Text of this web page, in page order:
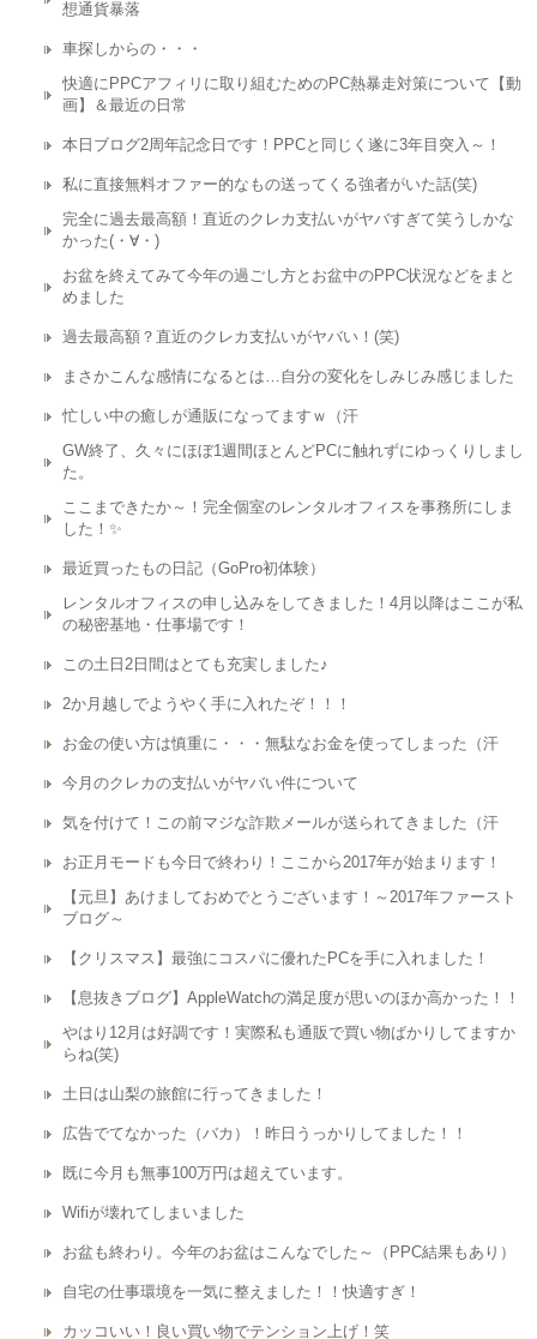
想通貨暴落
車探しからの・・・
快適にPPCアフィリに取り組むためのPC熱暴走対策について【動
画】＆最近の日常
本日ブログ2周年記念日です！PPCと同じく遂に3年目突入～！
私に直接無料オファー的なもの送ってくる強者がいた話(笑)
完全に過去最高額！直近のクレカ支払いがヤバすぎて笑うしかな
かった(・∀・)
お盆を終えてみて今年の過ごし方とお盆中のPPC状況などをまと
めました
過去最高額？直近のクレカ支払いがヤバい！(笑)
まさかこんな感情になるとは…自分の変化をしみじみ感じました
忙しい中の癒しが通販になってますｗ（汗
GW終了、久々にほぼ1週間ほとんどPCに触れずにゆっくりしまし
た。
ここまできたか～！完全個室のレンタルオフィスを事務所にしま
した！✨
最近買ったもの日記（GoPro初体験）
レンタルオフィスの申し込みをしてきました！4月以降はここが私
の秘密基地・仕事場です！
この土日2日間はとても充実しました♪
2か月越しでようやく手に入れたぞ！！！
お金の使い方は慎重に・・・無駄なお金を使ってしまった（汗
今月のクレカの支払いがヤバい件について
気を付けて！この前マジな詐欺メールが送られてきました（汗
お正月モードも今日で終わり！ここから2017年が始まります！
【元旦】あけましておめでとうございます！～2017年ファースト
ブログ～
【クリスマス】最強にコスパに優れたPCを手に入れました！
【息抜きブログ】AppleWatchの満足度が思いのほか高かった！！
やはり12月は好調です！実際私も通販で買い物ばかりしてますか
らね(笑)
土日は山梨の旅館に行ってきました！
広告でてなかった（バカ）！昨日うっかりしてました！！
既に今月も無事100万円は超えています。
Wifiが壊れてしまいました
お盆も終わり。今年のお盆はこんなでした～（PPC結果もあり）
自宅の仕事環境を一気に整えました！！快適すぎ！
カッコいい！良い買い物でテンション上げ！笑